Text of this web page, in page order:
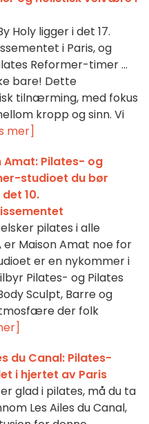
Holy ligger i det 17.
i Paris, og
Reformer-timer ...
bare! Dette
tilnærming, med fokus
kropp og sinn. Vi
mer]
Amat: Pilates- og
studioet du bør
10.
elsker pilates i alle
er Maison Amat noe for
er en nykommer i
Pilates- og Pilates
Sculpt, Barre og
der folk
du Canal: Pilates-
i hjertet av Paris
er glad i pilates, må du ta
Les Ailes du Canal,